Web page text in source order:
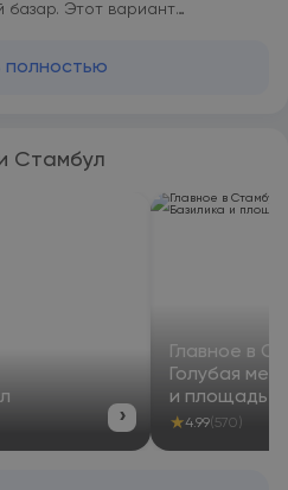
базар. Этот вариант
как Цистерна Базилика
а также подключиться к
В Kadikoy Otel во
шкаф. В каждом номере
как
Международный
находится в 30 км.
полностью
Стамбул
›
Главное в
Голубая
и площадь
★4.99(570)